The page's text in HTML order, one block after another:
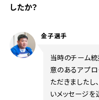
したか？
当時のチーム
意のあるアプ
ただきましたし
いメッセージを
金子選手